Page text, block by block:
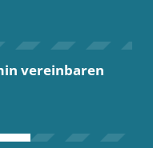
vereinbaren